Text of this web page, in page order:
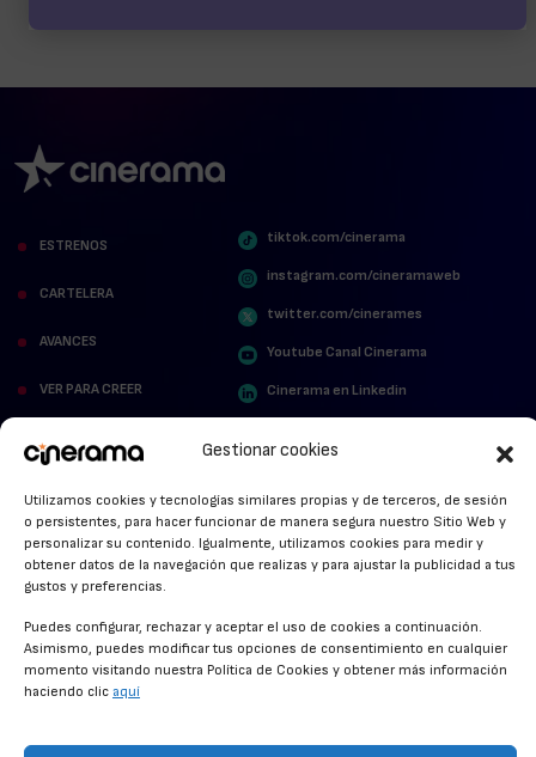
Gestionar cookies
Utilizamos cookies y tecnologías similares propias y de terceros, de sesión
o persistentes, para hacer funcionar de manera segura nuestro Sitio Web y
personalizar su contenido. Igualmente, utilizamos cookies para medir y
obtener datos de la navegación que realizas y para ajustar la publicidad a tus
gustos y preferencias.
Puedes configurar, rechazar y aceptar el uso de cookies a continuación.
Asimismo, puedes modificar tus opciones de consentimiento en cualquier
momento visitando nuestra Política de Cookies y obtener más información
haciendo clic aquí
ESTRENOS
CARTELERA
AVANCES
VER PARA CREER
ALFOMBRA ROJA
ANUNCIOS DE CINE
tiktok.com/cinerama
instagram.com/cineramaweb
twitter.com/cinerames
Youtube Canal Cinerama
Cinerama en Linkedin